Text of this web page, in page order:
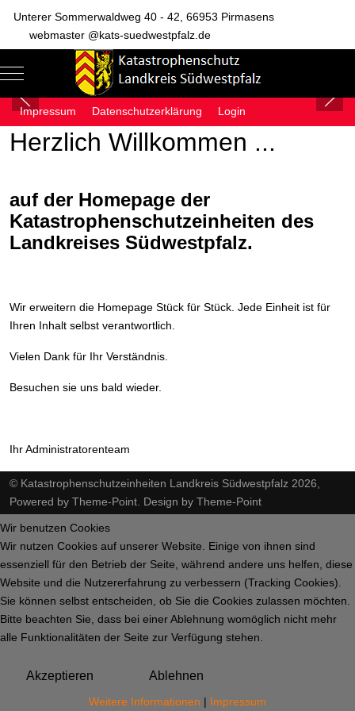
Unterer Sommerwaldweg 40 - 42, 66953 Pirmasens
webmaster @kats-suedwestpfalz.de
Mobile Menu Toggle
Impressum Datenschutzerklärung Login
Herzlich Willkommen ...
auf der Homepage der
Katastrophenschutzeinheiten des
Landkreises Südwestpfalz.
Wir erweitern die Homepage Stück für Stück. Jede Einheit ist für
Ihren Inhalt selbst verantwortlich.
Vielen Dank für Ihr Verständnis.
Besuchen sie uns bald wieder.
Ihr Administratorenteam
© Katastrophenschutzeinheiten Landkreis Südwestpfalz 2026,
Powered by Theme-Point . Design by Theme-Point
Wir benutzen Cookies
Wir nutzen Cookies auf unserer Website. Einige von ihnen sind
essenziell für den Betrieb der Seite, während andere uns helfen, diese
Website und die Nutzererfahrung zu verbessern (Tracking Cookies).
Sie können selbst entscheiden, ob Sie die Cookies zulassen möchten.
Bitte beachten Sie, dass bei einer Ablehnung womöglich nicht mehr
alle Funktionalitäten der Seite zur Verfügung stehen.
Akzeptieren Ablehnen
Weitere Informationen | Impressum